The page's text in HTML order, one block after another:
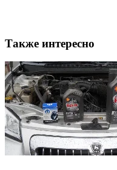
Также интересно